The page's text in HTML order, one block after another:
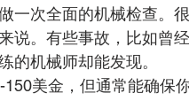
一次全面的机械检查。
说。有些事故，比如曾
的机械师却能发现。
美金，但通常能确保